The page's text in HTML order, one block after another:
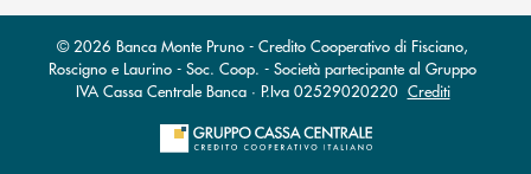
© 2026 Banca Monte Pruno - Credito Cooperativo di Fisciano,
Roscigno e Laurino - Soc. Coop. - Società partecipante al Gruppo
IVA Cassa Centrale Banca · P.Iva 02529020220 Crediti